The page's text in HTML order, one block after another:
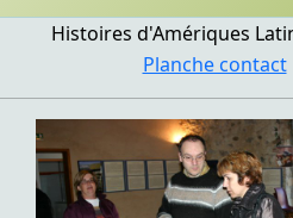
Histoires d'Amériques
Planche contact